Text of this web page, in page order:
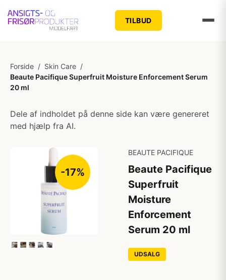
TILBUD
Forside / Skin Care /
Beaute Pacifique Superfruit Moisture Enforcement Serum
20 ml
Dele af indholdet på denne side kan være genereret
med hjælp fra AI.
-17%
BEAUTE PACIFIQUE
Beaute Pacifique
Superfruit
Moisture
Enforcement
Serum 20 ml
UDSALG